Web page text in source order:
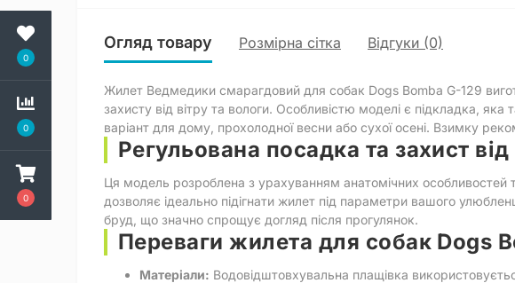
0
0
0
Огляд товару Розмірна сітка Відгуки (0)
Жилет Ведмедики смарагдовий для собак Dogs Bomba G-129
захисту від вітру та вологи. Особливістю моделі є підкладка,
варіант для дому, прохолодної весни або сухої осені. Взимку
Регульована посадка та захист
Ця модель розроблена з урахуванням анатомічних
дозволяє ідеально підігнати жилет під параметри вашого
бруд, що значно спрощує догляд після прогулянок.
Переваги жилета для собак Dogs
Матеріали: Водовідштовхувальна плащівка